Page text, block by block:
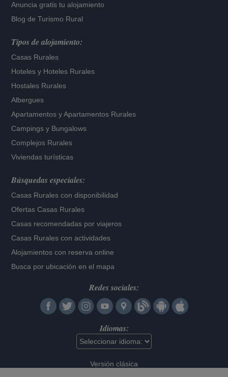
Anuncia gratis tu alojamiento
Blog de Turismo Rural
Tipos de alojamiento:
Casas Rurales
Hoteles y Hoteles Rurales
Hostales Rurales
Albergues
Apartamentos yApartamentos Rurales
Campings y Bungalows
Complejos Rurales
Viviendas turísticas
Búsquedas especiales:
Casas Rurales con disponibilidad
Ofertas Casas Rurales
Casas recomendadas por viajeros
Casas Rurales con actividades
Alojamientos con reserva online
Busca por ubicación en el mapa
Redes sociales:
Idiomas:
Versión clásica